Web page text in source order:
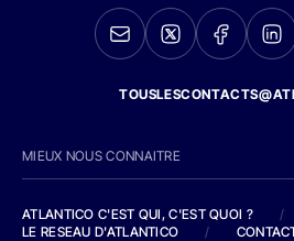
MIEUX NOUS CONNAITRE
ATLANTICO C'EST QUI, C'EST QUOI ?
/
LE RESEAU D'ATLANTICO
/